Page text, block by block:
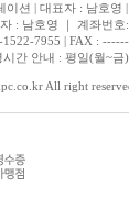
이션 | 대표자 : 남호영
: 남호영 ｜ 계좌번
1522-7955 | FAX :
시간 안내 : 평일(월~
All right